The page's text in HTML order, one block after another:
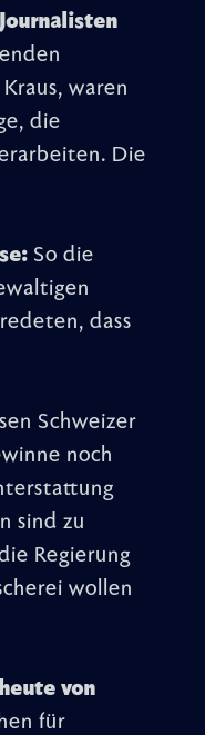
waren
die
Die
So die
dass
Schweizer
noch
sind zu
Regierung
wollen
von
für